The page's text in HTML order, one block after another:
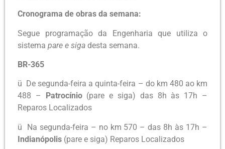
Cronograma de obras da semana:
Segue programação da Engenharia que utiliza o
sistema pare e siga desta semana.
BR-365
ü De segunda-feira a quinta-feira – do km 480 ao km
488 –
Patrocínio(pare e siga) das 8h às 17h –
Reparos Localizados
ü Na segunda-feira – no km 570 – das 8h às 17h –
Indianópolis (pare e siga) Reparos Localizados